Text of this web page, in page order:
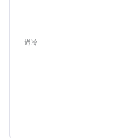
過冷